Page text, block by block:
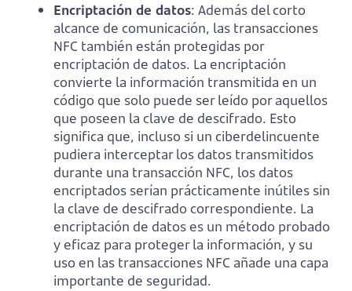
Encriptación de datos: Además del corto
alcance de comunicación, las transacciones
NFC también están protegidas por
encriptación de datos. La encriptación
convierte la información transmitida en un
código que solo puede ser leído por aquellos
que poseen la clave de descifrado. Esto
significa que, incluso si un ciberdelincuente
pudiera interceptar los datos transmitidos
durante una transacción NFC, los datos
encriptados serían prácticamente inútiles sin
la clave de descifrado correspondiente. La
encriptación de datos es un método probado
y eficaz para proteger la información, y su
uso en las transacciones NFC añade una capa
importante de seguridad.